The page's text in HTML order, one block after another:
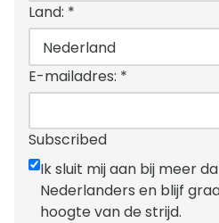
Land: *
E-mailadres: *
Subscribed
Ik sluit mij aan bij meer
Nederlanders en blijf
hoogte van de strijd.